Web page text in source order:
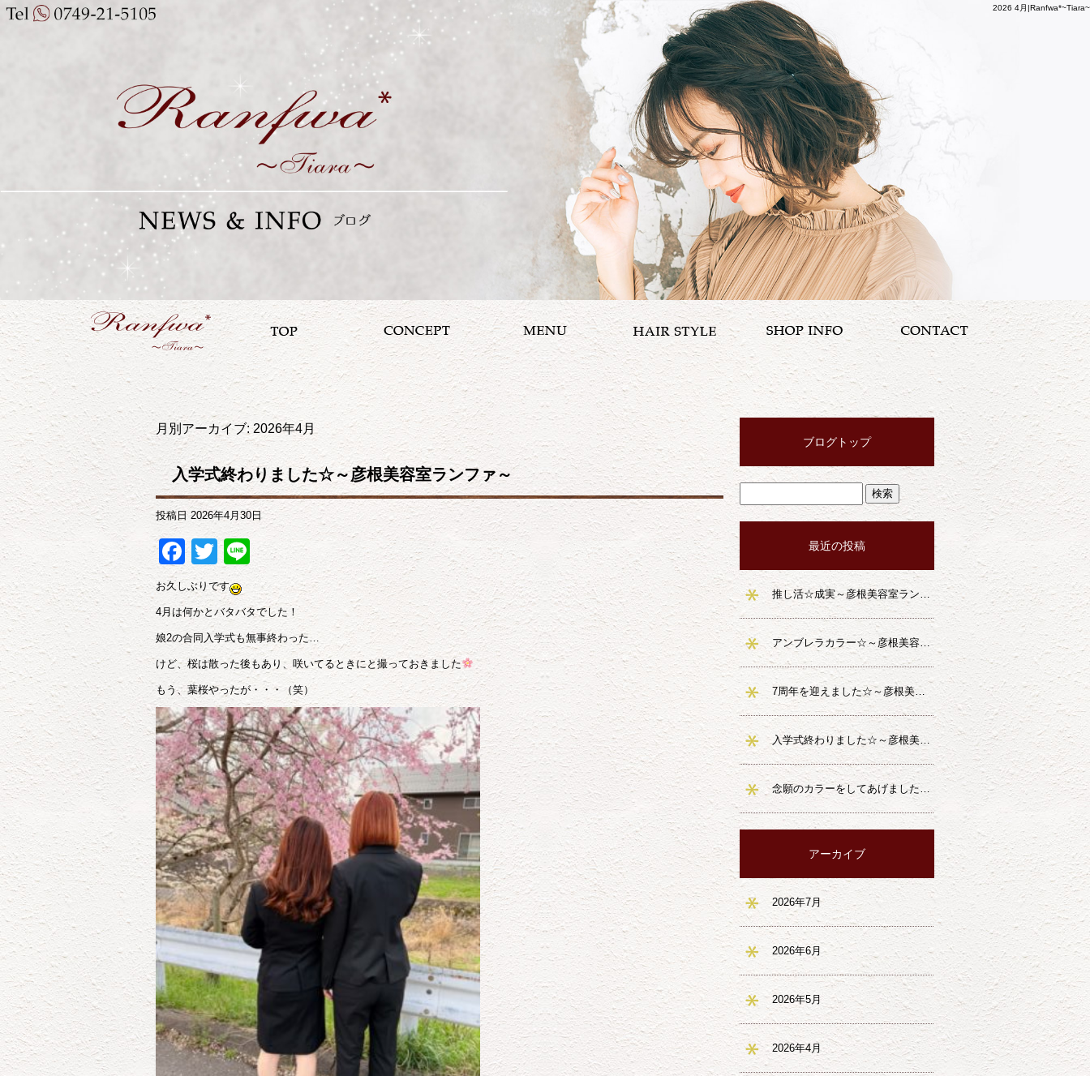
2026 4月|Ranfwa*~Tiara~
月別アーカイブ:2026年4月
入学式終わりました☆～彦根美容室ランファ～
投稿日 2026年4月30日
Facebook
Twitter
Line
お久しぶりです
4月は何かとバタバタでした！
娘2の合同入学式も無事終わった…
けど、桜は散った後もあり、咲いてるときにと撮っておきました
もう、葉桜やったが・・・（笑）
ブログトップ
最近の投稿
推し活☆成実～彦根美容室ランファ～
アンブレラカラー☆～彦根美容室ランファ～
7周年を迎えました☆～彦根美容室ランファ～
入学式終わりました☆～彦根美容室ランファ～
念願のカラーをしてあげました～彦根美容室ランファ～
アーカイブ
2026年7月
2026年6月
2026年5月
2026年4月